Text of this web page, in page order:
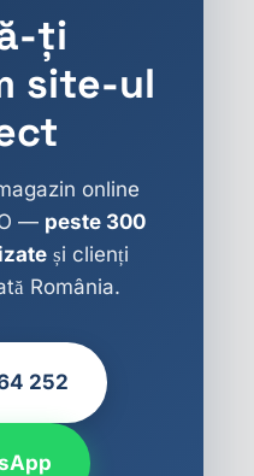
ți
site-ul
online
— peste 300
și clienți
România.
252